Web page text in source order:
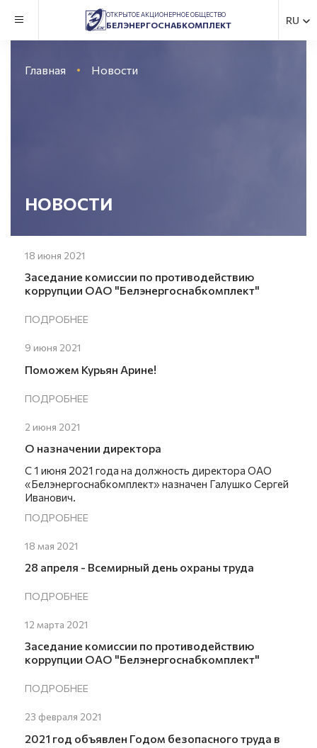
ОТКРЫТОЕ АКЦИОНЕРНОЕ ОБЩЕСТВО
БЕЛЭНЕРГОСНАБКОМПЛЕКТ RU
Главная Новости
НОВОСТИ
18 июня 2021
Заседание комиссии по противодействию
коррупции ОАО "Белэнергоснабкомплект"
ПОДРОБНЕЕ
9 июня 2021
Поможем Курьян Арине!
ПОДРОБНЕЕ
2 июня 2021
О назначении директора
С 1 июня 2021 года на должность директора ОАО
«Белэнергоснабкомплект» назначен Галушко Сергей
Иванович.
ПОДРОБНЕЕ
18 мая 2021
28 апреля - Всемирный день охраны труда
ПОДРОБНЕЕ
12 марта 2021
Заседание комиссии по противодействию
коррупции ОАО "Белэнергоснабкомплект"
ПОДРОБНЕЕ
23 февраля 2021
2021 год объявлен Годом безопасного труда в